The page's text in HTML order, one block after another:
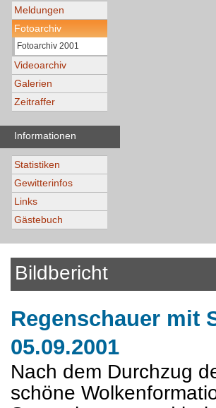
Meldungen
Fotoarchiv
Fotoarchiv 2001
Videoarchiv
Galerien
Zeitraffer
Informationen
Statistiken
Gewitterinfos
Links
Gästebuch
Bildbericht
Regenschauer mit
05.09.2001
Nach dem Durchzug
schöne